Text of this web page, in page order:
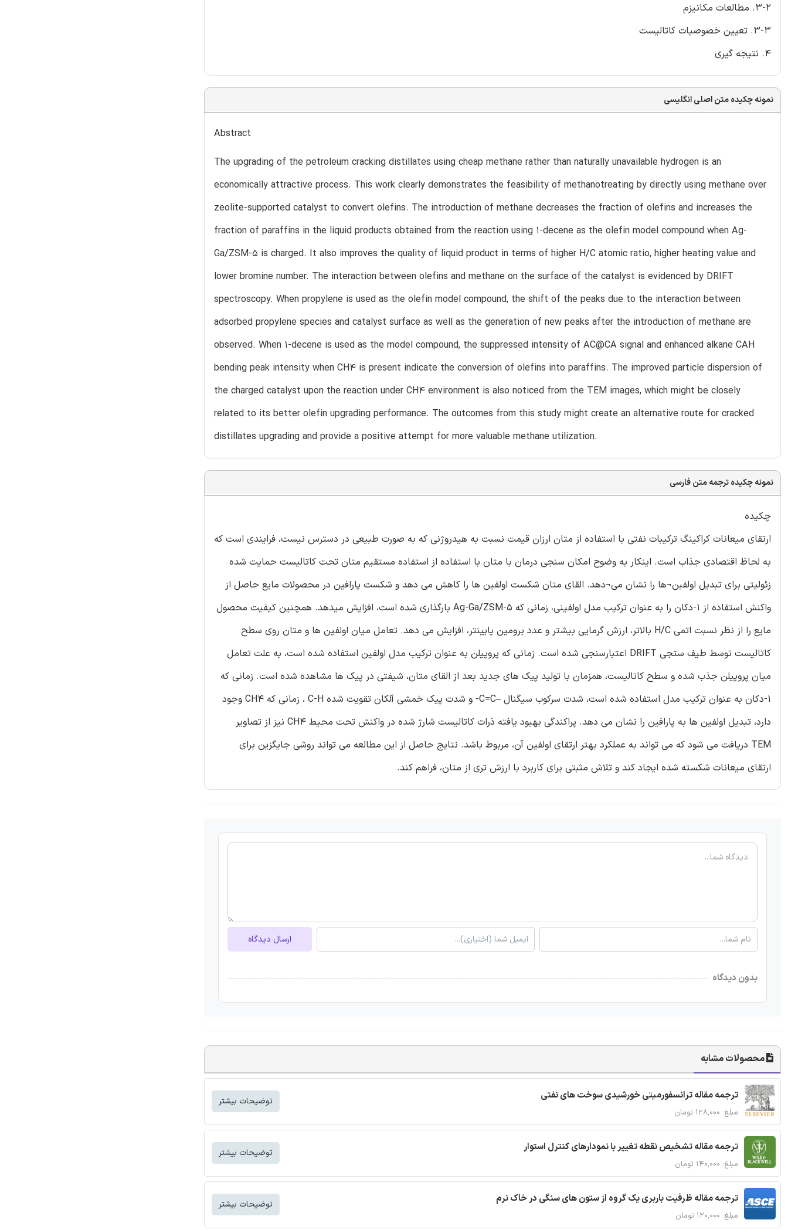
3-2. مطالعات مکانیزم
3-3. تعیین خصوصیات کاتالیست
4. نتیجه گیری
نمونه چکیده متن اصلی انگلیسی
Abstract
The upgrading of the petroleum cracking distillates using cheap methane rather than naturally unavailable hydrogen is an
economically attractive process. This work clearly demonstrates the feasibility of methanotreating by directly using methane over
zeolite-supported catalyst to convert olefins. The introduction of methane decreases the fraction of olefins and increases the
fraction of paraffins in the liquid products obtained from the reaction using 1-decene as the olefin model compound when Ag-
Ga/ZSM-5 is charged. It also improves the quality of liquid product in terms of higher H/C atomic ratio, higher heating value and
lower bromine number. The interaction between olefins and methane on the surface of the catalyst is evidenced by DRIFT
spectroscopy. When propylene is used as the olefin model compound, the shift of the peaks due to the interaction between
adsorbed propylene species and catalyst surface as well as the generation of new peaks after the introduction of methane are
observed. When 1-decene is used as the model compound, the suppressed intensity of AC@CA signal and enhanced alkane CAH
bending peak intensity when CH4 is present indicate the conversion of olefins into paraffins. The improved particle dispersion of
the charged catalyst upon the reaction under CH4 environment is also noticed from the TEM images, which might be closely
related to its better olefin upgrading performance. The outcomes from this study might create an alternative route for cracked
distillates upgrading and provide a positive attempt for more valuable methane utilization.
نمونه چکیده ترجمه متن فارسی
چکیده
ارتقای میعانات کراکینگ ترکیبات نفتی با استفاده از متان ارزان قیمت نسبت به هیدروژنی که به صورت طبیعی در دسترس نیست، فرایندی است که
به لحاظ اقتصادی جذاب است. اینکار به وضوح امکان سنجی درمان با متان با استفاده از استفاده مستقیم متان تحت کاتالیست حمایت شده
زئولیتی برای تبدیل اولفبن¬ها را نشان می¬دهد. القای متان شکست اولفین ها را کاهش می دهد و شکست پارافین در محصولات مایع حاصل از
واکنش استفاده از 1-دکان را به عنوان ترکیب مدل اولفینی، زمانی که Ag-Ga/ZSM-5 بارگذاری شده است، افزایش میدهد. همچنین کیفیت محصول
مایع را از نظر نسبت اتمی H/C بالاتر، ارزش گرمایی بیشتر و عدد برومین پایینتر، افزایش می دهد. تعامل میان اولفین ها و متان روی سطح
کاتالیست توسط طیف ستجی DRIFT اعتبارسنجی شده است. زمانی که پروپیلن به عنوان ترکیب مدل اولفین استفاده شده است، به علت تعامل
میان پروپیلن جذب شده و سطح کاتالیست، همزمان با تولید پیک های جدید بعد از القای متان، شیفتی در پیک ها مشاهده شده است. زمانی که
1-دکان به عنوان ترکیب مدل استفاده شده است، شدت سرکوب سیگنال –C=C- و شدت پیک خمشی آلکان تقویت شده C-H ، زمانی که CH4 وجود
دارد، تبدیل اولفین ها به پارافین را نشان می دهد. پراکندگی بهبود یافته ذرات کاتالیست شارژ شده در واکنش تحت محیط CH4 نیز از تصاویر
TEM دریافت می شود که می تواند به عملکرد بهتر ارتقای اولفین آن، مربوط باشد. نتایج حاصل از این مطالعه می تواند روشی جایگزین برای
ارتقای میعانات شکسته شده ایجاد کند و تلاش مثبتی برای کاربرد با ارزش تری از متان، فراهم کند.
ارسال دیدگاه
بدون دیدگاه
محصولات مشابه
ترجمه مقاله ترانسفورمیتی خورشیدی سوخت های نفتی
مبلغ: ۱۲۸,۰۰۰ تومان
توضیحات بیشتر
ترجمه مقاله تشخیص نقطه تغییر با نمودارهای کنترل استوار
مبلغ: ۱۴۰,۰۰۰ تومان
توضیحات بیشتر
ترجمه مقاله ظرفیت باربری یک گروه از ستون های سنگی در خاک نرم
مبلغ: ۱۲۰,۰۰۰ تومان
توضیحات بیشتر